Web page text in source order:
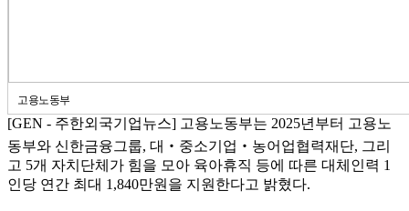
고용노동부
[GEN - 주한외국기업뉴스] 고용노동부는 2025년부터 고용노
동부와 신한금융그룹, 대‧중소기업‧농어업협력재단, 그리
고 5개 자치단체가 힘을 모아 육아휴직 등에 따른 대체인력 1
인당 연간 최대 1,840만원을 지원한다고 밝혔다.